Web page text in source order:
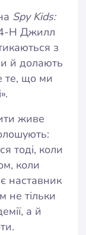
Spy Kids:
H Джилл
з
й долають
те, що ми
живе
тоді, коли
коли
наставник
не тільки
а й